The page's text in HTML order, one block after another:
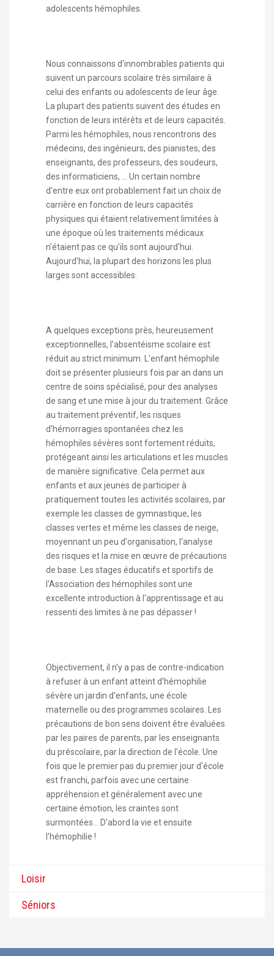
adolescents hémophiles.
Nous connaissons d'innombrables patients qui
suivent un parcours scolaire très similaire à
celui des enfants ou adolescents de leur âge.
La plupart des patients suivent des études en
fonction de leurs intérêts et de leurs capacités.
Parmi les hémophiles, nous rencontrons des
médecins, des ingénieurs, des pianistes, des
enseignants, des professeurs, des soudeurs,
des informaticiens, ... Un certain nombre
d'entre eux ont probablement fait un choix de
carrière en fonction de leurs capacités
physiques qui étaient relativement limitées à
une époque où les traitements médicaux
n'étaient pas ce qu'ils sont aujourd'hui.
Aujourd'hui, la plupart des horizons les plus
larges sont accessibles.
A quelques exceptions près, heureusement
exceptionnelles, l'absentéisme scolaire est
réduit au strict minimum. L'enfant hémophile
doit se présenter plusieurs fois par an dans un
centre de soins spécialisé, pour des analyses
de sang et une mise à jour du traitement. Grâce
au traitement préventif, les risques
d'hémorragies spontanées chez les
hémophiles sévères sont fortement réduits,
protégeant ainsi les articulations et les muscles
de manière significative. Cela permet aux
enfants et aux jeunes de participer à
pratiquement toutes les activités scolaires, par
exemple les classes de gymnastique, les
classes vertes et même les classes de neige,
moyennant un peu d'organisation, l'analyse
des risques et la mise en œuvre de précautions
de base. Les stages éducatifs et sportifs de
l'Association des hémophiles sont une
excellente introduction à l'apprentissage et au
ressenti des limites à ne pas dépasser !
Objectivement, il n'y a pas de contre-indication
à refuser à un enfant atteint d'hémophilie
sévère un jardin d'enfants, une école
maternelle ou des programmes scolaires. Les
précautions de bon sens doivent être évaluées
par les paires de parents, par les enseignants
du préscolaire, par la direction de l'école. Une
fois que le premier pas du premier jour d'école
est franchi, parfois avec une certaine
appréhension et généralement avec une
certaine émotion, les craintes sont
surmontées... D'abord la vie et ensuite
l'hémophilie !
Loisir
Séniors